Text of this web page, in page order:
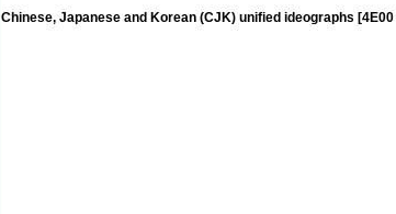
Chinese, Japanese and Korean (CJK) unified ideographs [4E00